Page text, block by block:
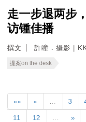
走一步退两步
访锺佳播
撰文 許瞳．攝影｜
提案on the desk
«« « 3
11 12 »